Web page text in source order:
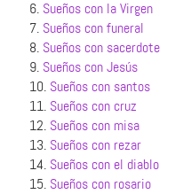
6. Sueños con la Virgen
7. Sueños con funeral
8. Sueños con sacerdote
9. Sueños con Jesús
10. Sueños con santos
11. Sueños con cruz
12. Sueños con misa
13. Sueños con rezar
14. Sueños con el diablo
15. Sueños con rosario